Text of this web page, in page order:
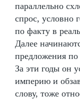
параллельно
спрос, условно
по факту в
Далее
предложения
За эти годы он
империю и
слову, тоже